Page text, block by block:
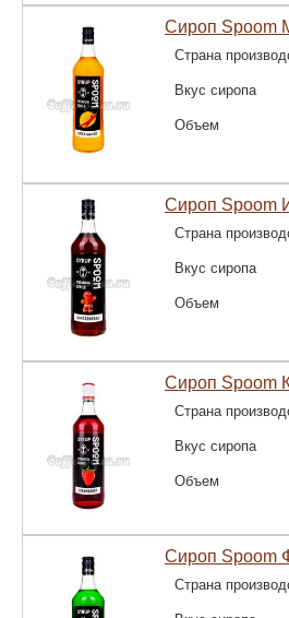
Сироп Spoom
Страна
Вкус сиропа
Объем
Сироп Spoom
Страна
Вкус сиропа
Объем
Сироп Spoom
Страна
Вкус сиропа
Объем
Сироп Spoom
Страна